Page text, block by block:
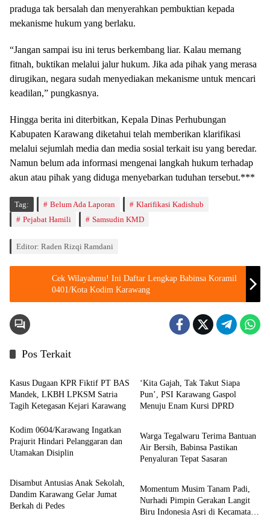
praduga tak bersalah dan menyerahkan pembuktian kepada
mekanisme hukum yang berlaku.
“Jangan sampai isu ini terus berkembang liar. Kalau memang
fitnah, buktikan melalui jalur hukum. Jika ada pihak yang merasa
dirugikan, negara sudah menyediakan mekanisme untuk mencari
keadilan,” pungkasnya.
Hingga berita ini diterbitkan, Kepala Dinas Perhubungan
Kabupaten Karawang diketahui telah memberikan klarifikasi
melalui sejumlah media dan media sosial terkait isu yang beredar.
Namun belum ada informasi mengenai langkah hukum terhadap
akun atau pihak yang diduga menyebarkan tuduhan tersebut.***
Tag: Belum Ada Laporan
Klarifikasi Kadishub
Pejabat Hamili
Samsudin KMD
Editor: Raden Rizqi Ramdani
Cek Wilayahmu! Ini Daftar Lengkap Babinsa Koramil
0401/Kota Kodim Karawang
Pos Terkait
Berita
Kasus Dugaan KPR Fiktif PT BAS
Mandek, LKBH LPKSM Satria
Tagih Ketegasan Kejari Karawang
‘Kita Gajah, Tak Takut Siapa
Pun’, PSI Karawang Gaspol
Menuju Enam Kursi DPRD
Kodim 0604/Karawang Ingatkan
Prajurit Hindari Pelanggaran dan
Utamakan Disiplin
News
Warga Tegalwaru Terima Bantuan
Air Bersih, Babinsa Pastikan
Penyaluran Tepat Sasaran
Disambut Antusias Anak Sekolah,
Dandim Karawang Gelar Jumat
Berkah di Pedes
Politik
Momentum Musim Tanam Padi,
Nurhadi Pimpin Gerakan Langit
Biru Indonesia Asri di Kecamatan